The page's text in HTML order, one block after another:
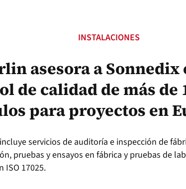
INSTALACIONES
asesora a Sonnedix
de calidad de más de
para proyectos en
servicios de auditoría e inspección de
pruebas y ensayos en fábrica y pruebas de
ISO 17025.